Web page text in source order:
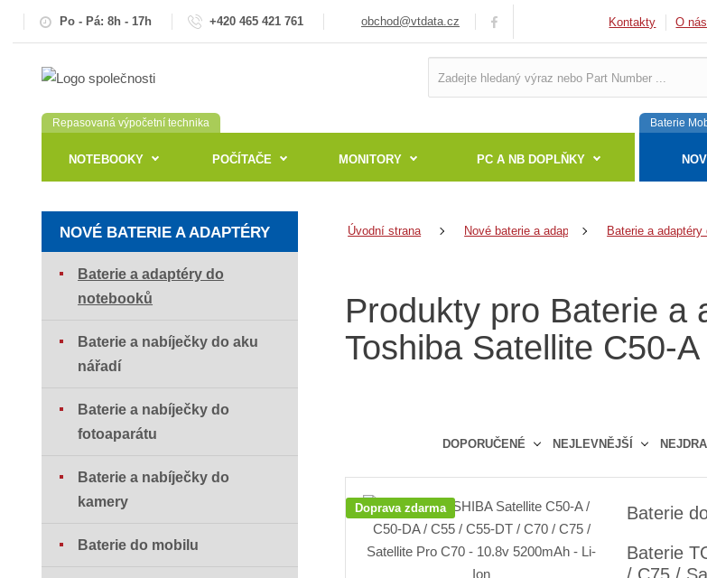
Po - Pá: 8h - 17h +420 465 421 761 obchod@vtdata.cz Kontakty O nás
Repasovaná výpočetní technika
NOTEBOOKY POČÍTAČE MONITORY PC A NB DOPLŇKY
Baterie
Úvodní strana Nové baterie a adaptéry Baterie a adaptéry
Produkty pro Baterie a
Toshiba Satellite C50-A
DOPORUČENÉ NEJLEVNĚJŠÍ
Baterie
Baterie
Doprava zdarma
NOVÉ BATERIE A ADAPTÉRY
Baterie a adaptéry do
notebooků
Baterie a nabíječky do aku
nářadí
Baterie a nabíječky do
fotoaparátu
Baterie a nabíječky do
kamery
Baterie do mobilu